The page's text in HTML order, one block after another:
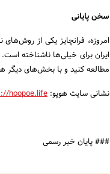
سخن پایانی
امروزه، فرانچایز یکی از
ایران برای خیلی‌ها ناشناخته
مطالعه کنید و با بخش‌های دیگر
نشانی سایت هوپو: hoopoe.life/
### پایان خبر رسمی